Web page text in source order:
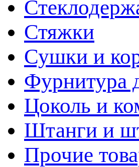
Стяжки
Сушки и
Фурнитура
Цоколь и
Штанги и
Прочие